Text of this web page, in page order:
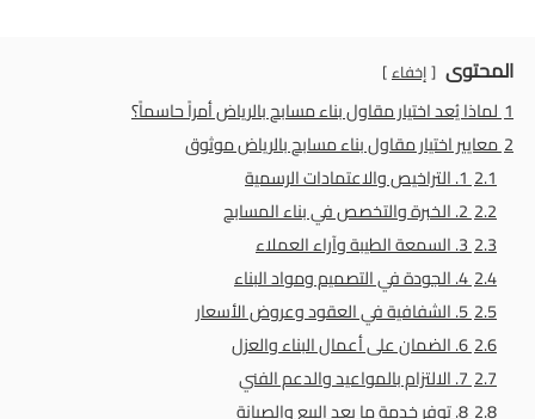
المحتوى إخفاء
1لماذا يُعد اختيار مقاول بناء مسابح بالرياض أمراً حاسماً؟
2معايير اختيار مقاول بناء مسابح بالرياض موثوق
2.11. التراخيص والاعتمادات الرسمية
2.22. الخبرة والتخصص في بناء المسابح
2.33. السمعة الطيبة وآراء العملاء
2.44. الجودة في التصميم ومواد البناء
2.55. الشفافية في العقود وعروض الأسعار
2.66. الضمان على أعمال البناء والعزل
2.77. الالتزام بالمواعيد والدعم الفني
2.88. توفر خدمة ما بعد البيع والصيانة